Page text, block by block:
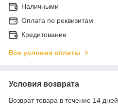
Наличными
Оплата по реквизитам
Кредитование
Все условия оплаты
Условия возврата
Возврат товара в течение 14